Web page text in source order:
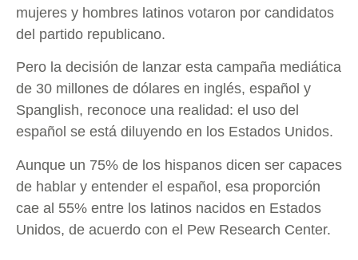
mujeres y hombres latinos votaron por candidatos
del partido republicano.
Pero la decisión de lanzar esta campaña mediática
de 30 millones de dólares en inglés, español y
Spanglish, reconoce una realidad: el uso del
español se está diluyendo en los Estados Unidos.
Aunque un 75% de los hispanos dicen ser capaces
de hablar y entender el español, esa proporción
cae al 55% entre los latinos nacidos en Estados
Unidos, de acuerdo con el Pew Research Center.